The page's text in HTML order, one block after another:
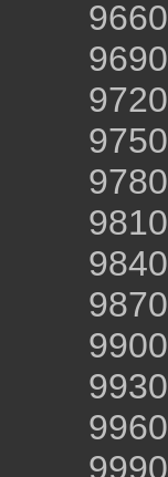
9660
9690
9720
9750
9780
9810
9840
9870
9900
9930
9960
9990